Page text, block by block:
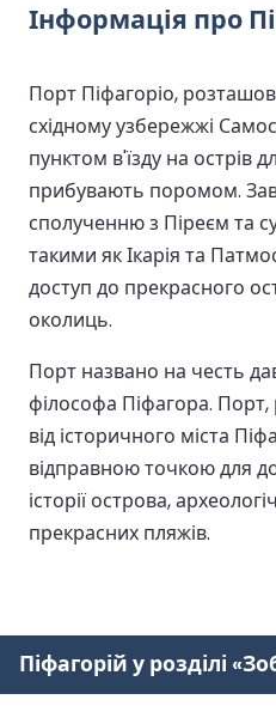
Інформація про
Порт Піфагоріо,
східному узбережжі
пунктом в'їзду на острів
прибувають поромом.
сполученню з Піреєм та
такими як Ікарія та
доступ до прекрасного
околиць.
Порт названо на честь
філософа Піфагора.
від історичного міста
відправною точкою для
історії острова,
прекрасних пляжів.
Піфагорій у розділі